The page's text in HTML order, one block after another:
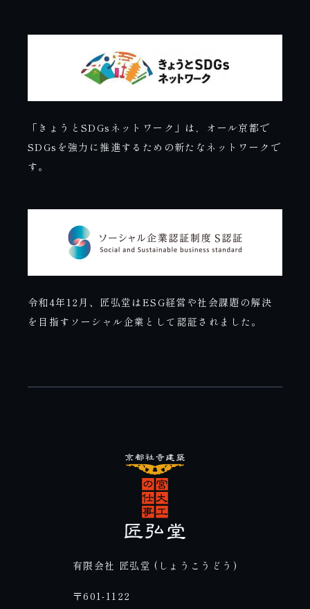
「きょうとSDGsネットワーク」は，オール京都で
SDGsを強力に推進するための新たなネットワークで
す。
令和4年12月、匠弘堂はESG経営や社会課題の解決
を目指すソーシャル企業として認証されました。
有限会社 匠弘堂 (しょうこうどう)
〒601-1122